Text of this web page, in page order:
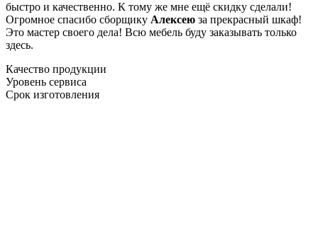
быстро и качественно. К тому же мне ещё скидку сделали!
Огромное спасибо сборщику Алексею за прекрасный шкаф!
Это мастер своего дела! Всю мебель буду заказывать только
здесь.
Качество продукции
Уровень сервиса
Срок изготовления